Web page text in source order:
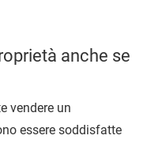
anche se
vendere un
essere soddisfatte